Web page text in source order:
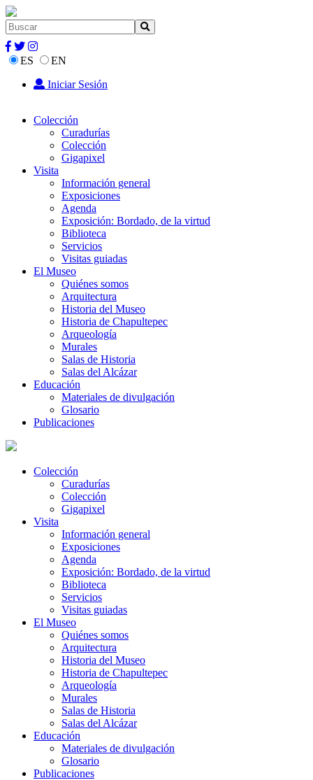
ES
EN
Iniciar Sesión
Colección
Curadurías
Colección
Gigapixel
Visita
Información general
Exposiciones
Agenda
Exposición: Bordado, de la virtud
Biblioteca
Servicios
Visitas guiadas
El Museo
Quiénes somos
Arquitectura
Historia del Museo
Historia de Chapultepec
Arqueología
Murales
Salas de Historia
Salas del Alcázar
Educación
Materiales de divulgación
Glosario
Publicaciones
Colección
Curadurías
Colección
Gigapixel
Visita
Información general
Exposiciones
Agenda
Exposición: Bordado, de la virtud
Biblioteca
Servicios
Visitas guiadas
El Museo
Quiénes somos
Arquitectura
Historia del Museo
Historia de Chapultepec
Arqueología
Murales
Salas de Historia
Salas del Alcázar
Educación
Materiales de divulgación
Glosario
Publicaciones